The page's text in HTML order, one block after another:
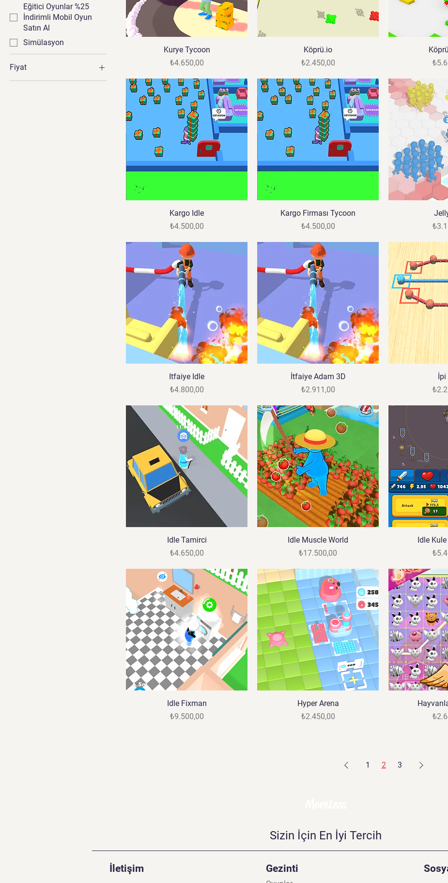
Eğitici Oyunlar %25
İndirimli Mobil Oyun
Satın Al
Simülasyon
Fiyat
Kurye Tycoon
Fiyat
₺4.650,00
Köprü.io
Fiyat
₺2.450,00
Kargo Idle
Fiyat
₺4.500,00
Kargo Firması Tycoon
Fiyat
₺4.500,00
Itfaiye Idle
Fiyat
₺4.800,00
İtfaiye Adam 3D
Fiyat
₺2.911,00
İpi
Idle Tamirci
Fiyat
₺4.650,00
Idle Muscle World
Fiyat
₺17.500,00
Idle
Idle Fixman
Fiyat
₺9.500,00
Hyper Arena
Fiyat
₺2.450,00
1 2 3
Sizin İçin En İyi Tercih
İletişim Gezinti